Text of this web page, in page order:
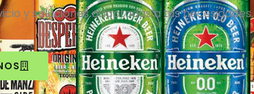
y soluciones adaptadas a tus necesidades.